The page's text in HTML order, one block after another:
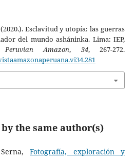
Esclavitud y utopía: las guerras
del mundo asháninka. Lima: IEP,
Peruvian Amazon, 34, 267-272.
the same author(s)
Fotografía, exploración y